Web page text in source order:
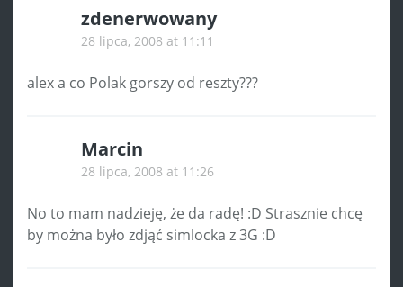
zdenerwowany
28 lipca, 2008 at 11:11
alex a co Polak gorszy od reszty???
Marcin
28 lipca, 2008 at 11:26
No to mam nadzieję, że da radę! :D Strasznie chcę
by można było zdjąć simlocka z 3G :D